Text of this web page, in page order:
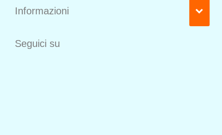
Informazioni
Seguici su